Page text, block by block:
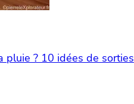
pluie ? 10 idées de sorties